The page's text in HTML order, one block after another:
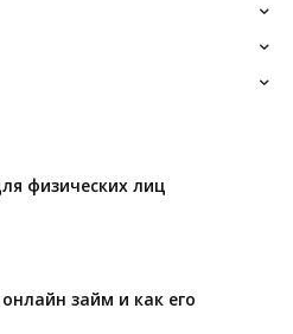
физических лиц
займ и как его